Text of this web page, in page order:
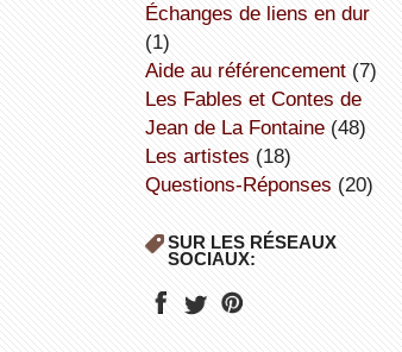
échanges de liens en dur
(1)
aide au référencement(7)
Les Fables et Contes de
Jean de La Fontaine(48)
Les artistes (18)
Questions-Réponses (20)
SUR LES RÉSEAUX
SOCIAUX: